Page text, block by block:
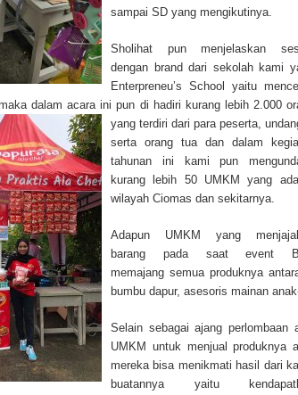
sampai SD yang mengikutinya.
Sholihat pun menjelaskan
dengan brand dari sekolah kami
Enterpreneu’s School yaitu
dalam acara ini pun di hadiri kurang lebih 2.000
yang terdiri dari para peserta,
serta orang tua dan dalam
tahunan ini kami pun
kurang lebih 50 UMKM yang
wilayah Ciomas dan sekitarnya.
Adapun UMKM yang
barang pada saat event
memajang semua produknya
bumbu dapur, asesoris mainan
Selain sebagai ajang perlombaan
UMKM untuk menjual produknya
mereka bisa menikmati hasil dari
buatannya yaitu